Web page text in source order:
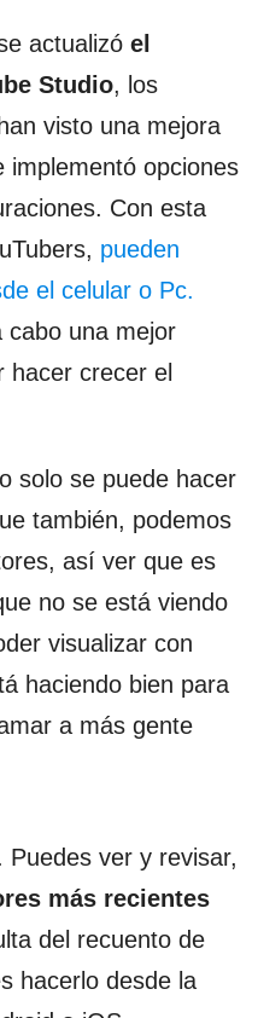
actualizó el
Studio, los
visto una mejora
implementó opciones
Con esta
pueden
el celular o Pc.
cabo una mejor
hacer crecer el
solo se puede hacer
también, podemos
así ver que es
no se está viendo
visualizar con
haciendo bien para
a más gente
Puedes ver y revisar,
más recientes
del recuento de
hacerlo desde la